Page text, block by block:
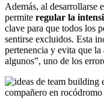
Además, al desarrollarse
permite regular la
clave para que todos los
sentirse excluidos. Esta
pertenencia y evita que
algunos”, uno de los